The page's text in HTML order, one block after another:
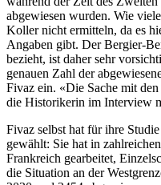
abgewiesen wurden. Wie
Koller nicht ermitteln, da es
Angaben gibt. Der Bergier-
bezieht, ist daher sehr
genauen Zahl der
Fivaz ein. «Die Sache mit
die Historikerin im Interview
Fivaz selbst hat für ihre
gewählt: Sie hat in
Frankreich gearbeitet,
die Situation an der